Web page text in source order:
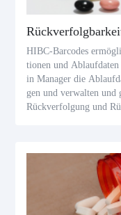
HIBC-Barcodes
tionen und
in Manager die
gen und verwalten und
Rückverfolgung und